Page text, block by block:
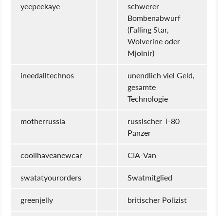
yeepeekaye
schwerer
Bombenabwurf
(Falling Star,
Wolverine oder
Mjolnir)
ineedalltechnos
unendlich viel Geld,
gesamte
Technologie
motherrussia
russischer T-80
Panzer
coolihaveanewcar
CIA-Van
swatatyourorders
Swatmitglied
greenjelly
britischer Polizist